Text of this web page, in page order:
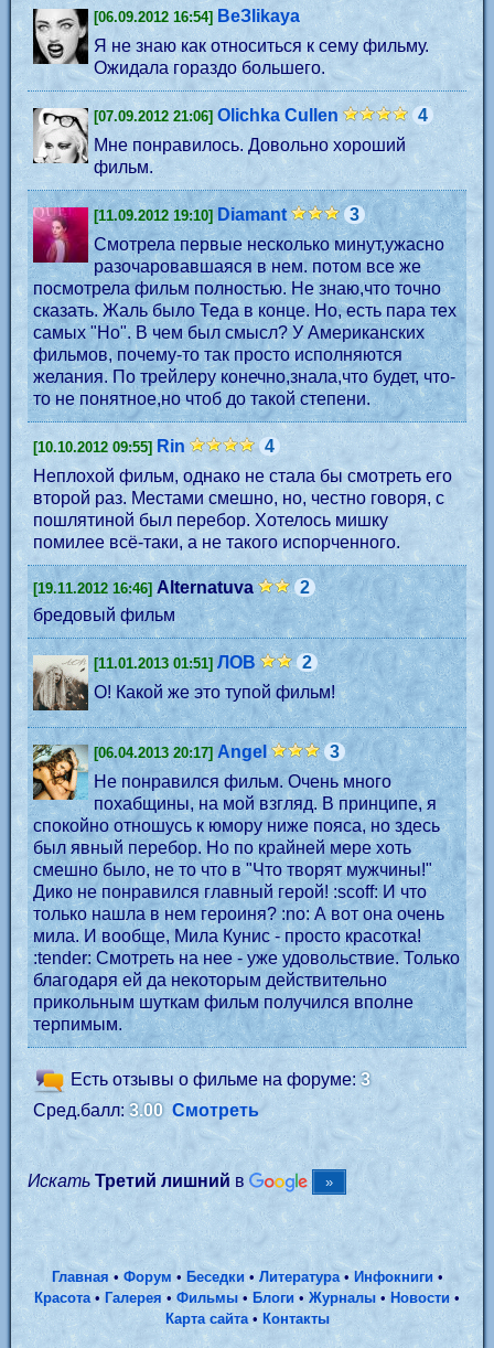
[06.09.2012 16:54] BeЗlikaya
Я не знаю как относиться к сему фильму.
Ожидала гораздо большего.
[07.09.2012 21:06] Olichka Cullen
4
Мне понравилось. Довольно хороший
фильм.
[11.09.2012 19:10] Diamant
3
Смотрела первые несколько минут,ужасно
разочаровавшаяся в нем. потом все же
посмотрела фильм полностью. Не знаю,что точно
сказать. Жаль было Теда в конце. Но, есть пара тех
самых "Но". В чем был смысл? У Американских
фильмов, почему-то так просто исполняются
желания. По трейлеру конечно,знала,что будет, что-
то не понятное,но чтоб до такой степени.
[10.10.2012 09:55] Rin
4
Неплохой фильм, однако не стала бы смотреть его
второй раз. Местами смешно, но, честно говоря, с
пошлятиной был перебор. Хотелось мишку
помилее всё-таки, а не такого испорченного.
[19.11.2012 16:46] Alternatuva
2
бредовый фильм
[11.01.2013 01:51] ЛОВ
2
О! Какой же это тупой фильм!
[06.04.2013 20:17] Angel
3
Не понравился фильм. Очень много
похабщины, на мой взгляд. В принципе, я
спокойно отношусь к юмору ниже пояса, но здесь
был явный перебор. Но по крайней мере хоть
смешно было, не то что в "Что творят мужчины!"
Дико не понравился главный герой! :scoff: И что
только нашла в нем героиня? :no: А вот она очень
мила. И вообще, Мила Кунис - просто красотка!
:tender: Смотреть на нее - уже удовольствие. Только
благодаря ей да некоторым действительно
прикольным шуткам фильм получился вполне
терпимым.
Есть отзывы о фильме на форуме: 3
Сред.балл: 3.00 Смотреть
Искать Третий лишнийв
Главная • Форум • Беседки• Литература• Инфокниги •
Красота•Галерея• Фильмы •Блоги• Журналы • Новости •
Карта сайта• Контакты